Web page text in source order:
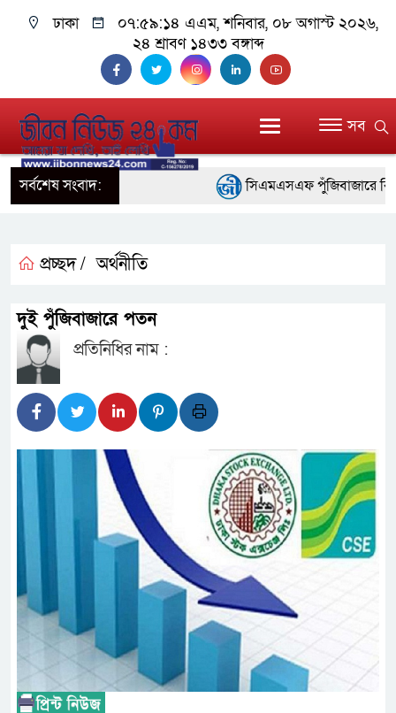
ঢাকা ০৭:৫৯:১৪ এএম, শনিবার, ০৮ অগাস্ট ২০২৬,
২৪ শ্রাবণ ১৪৩৩ বঙ্গাব্দ
সব
সর্বশেষ সংবাদ:
সিএমএসএফ পুঁজিবাজারে
ওমানের সঙ্গে ইরানের হরমুজ
আত-তানযীল ইনস্টিটিউট
পর্দাপন উপলক্ষে আলোচনা সভা ও
ফ্যাসিবাদবিরোধী আন্দোলনে
নিরপেক্ষ ও বিশ্বাসযোগ্য : প্রধানমন্ত্রী
বাগেরহাট মেডিকেল
জুলাই স্মৃতি জাদুঘরের দুয়ার
প্রচ্ছদ / অর্থনীতি
দুই পুঁজিবাজারে পতন
প্রতিনিধির নাম :